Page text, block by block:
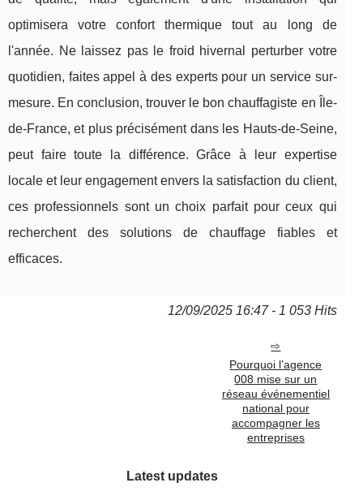
optimisera votre confort thermique tout au long de
l'année. Ne laissez pas le froid hivernal perturber votre
quotidien, faites appel à des experts pour un service sur-
mesure. En conclusion, trouver le bon chauffagiste en Île-
de-France, et plus précisément dans les Hauts-de-Seine,
peut faire toute la différence. Grâce à leur expertise
locale et leur engagement envers la satisfaction du client,
ces professionnels sont un choix parfait pour ceux qui
recherchent des solutions de chauffage fiables et
efficaces.
12/09/2025 16:47 - 1 053 Hits
Pourquoi l’agence
008 mise sur un
réseau événementiel
national pour
accompagner les
entreprises
Latest updates